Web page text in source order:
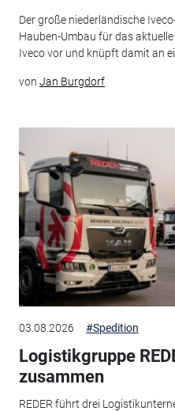
Der große niederländische
Hauben-Umbau für das
Iveco vor und knüpft damit an
von Jan Burgdorf
03.08.2026 #Spedition
Logistikgruppe
zusammen
REDER führt drei